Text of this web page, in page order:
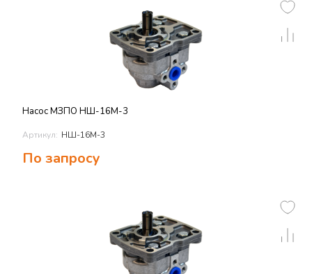
Насос МЗПО НШ-16М-3
Артикул: НШ-16М-3
По запросу